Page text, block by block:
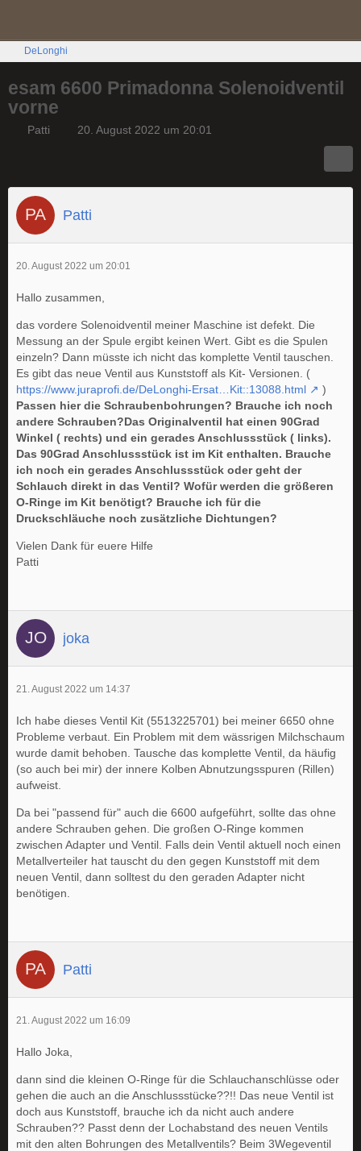
DeLonghi
esam 6600 Primadonna Solenoidventil
vorne
Patti 20. August 2022 um 20:01
Patti
20. August 2022 um 20:01
Hallo zusammen,
das vordere Solenoidventil meiner Maschine ist defekt. Die
Messung an der Spule ergibt keinen Wert. Gibt es die Spulen
einzeln? Dann müsste ich nicht das komplette Ventil tauschen.
Es gibt das neue Ventil aus Kunststoff als Kit- Versionen. (
https://www.juraprofi.de/DeLonghi-Ersat…Kit::13088.html
)
Passen hier die Schraubenbohrungen? Brauche ich noch
andere Schrauben?Das Originalventil hat einen 90Grad
Winkel ( rechts) und ein gerades Anschlussstück ( links).
Das 90Grad Anschlussstück ist im Kit enthalten. Brauche
ich noch ein gerades Anschlussstück oder geht der
Schlauch direkt in das Ventil? Wofür werden die größeren
O-Ringe im Kit benötigt? Brauche ich für die
Druckschläuche noch zusätzliche Dichtungen?
Vielen Dank für euere Hilfe
Patti
joka
21. August 2022 um 14:37
Ich habe dieses Ventil Kit (5513225701) bei meiner 6650 ohne
Probleme verbaut. Ein Problem mit dem wässrigen Milchschaum
wurde damit behoben. Tausche das komplette Ventil, da häufig
(so auch bei mir) der innere Kolben Abnutzungsspuren (Rillen)
aufweist.
Da bei "passend für" auch die 6600 aufgeführt, sollte das ohne
andere Schrauben gehen. Die großen O-Ringe kommen
zwischen Adapter und Ventil. Falls dein Ventil aktuell noch einen
Metallverteiler hat tauscht du den gegen Kunststoff mit dem
neuen Ventil, dann solltest du den geraden Adapter nicht
benötigen.
Patti
21. August 2022 um 16:09
Hallo Joka,
dann sind die kleinen O-Ringe für die Schlauchanschlüsse oder
gehen die auch an die Anschlussstücke??!! Das neue Ventil ist
doch aus Kunststoff, brauche ich da nicht auch andere
Schrauben?? Passt denn der Lochabstand des neuen Ventils
mit den alten Bohrungen des Metallventils? Beim 3Wegeventil